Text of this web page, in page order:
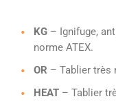
KG– Ignifuge,
norme ATEX.
OR – Tablier très
HEAT– Tablier